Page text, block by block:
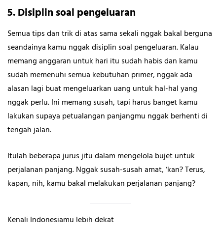
5. Disiplin soal pengeluaran
Semua tips dan trik di atas sama sekali nggak bakal berguna
seandainya kamu nggak disiplin soal pengeluaran. Kalau
memang anggaran untuk hari itu sudah habis dan kamu
sudah memenuhi semua kebutuhan primer, nggak ada
alasan lagi buat mengeluarkan uang untuk hal-hal yang
nggak perlu. Ini memang susah, tapi harus banget kamu
lakukan supaya petualangan panjangmu nggak berhenti di
tengah jalan.
Itulah beberapa jurus jitu dalam mengelola bujet untuk
perjalanan panjang. Nggak susah-susah amat, ‘kan? Terus,
kapan, nih, kamu bakal melakukan perjalanan panjang?
Kenali Indonesiamu lebih dekat